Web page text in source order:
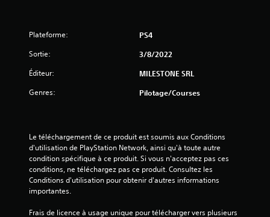
u
r
(
Plateforme: PS4
Sortie: 3/8/2022
Éditeur: MILESTONE SRL
Genres: Pilotage/Courses
Le téléchargement de ce produit est soumis aux Conditions
d'utilisation de PlayStation Network, ainsi qu'à toute autre
condition spécifique à ce produit. Si vous n'acceptez pas ces
conditions, ne téléchargez pas ce produit. Consultez les
Conditions d'utilisation pour obtenir d'autres informations
importantes.
Frais de licence à usage unique pour télécharger vers plusieurs